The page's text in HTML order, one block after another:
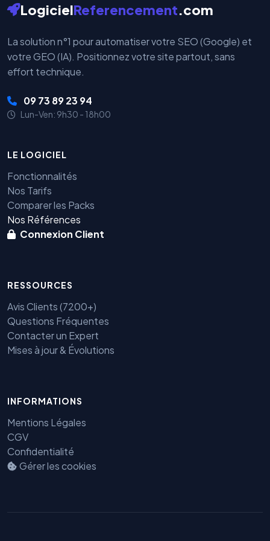
LogicielReferencement.com
La solution n°1 pour automatiser votre SEO (Google) et
votre GEO (IA). Positionnez votre site partout, sans
effort technique.
09 73 89 23 94
Lun-Ven: 9h30 - 18h00
LE LOGICIEL
Fonctionnalités
Nos Tarifs
Comparer les Packs
Nos Références
Connexion Client
RESSOURCES
Avis Clients (7200+)
Questions Fréquentes
Contacter un Expert
Mises à jour & Évolutions
INFORMATIONS
Mentions Légales
CGV
Confidentialité
Gérer les cookies